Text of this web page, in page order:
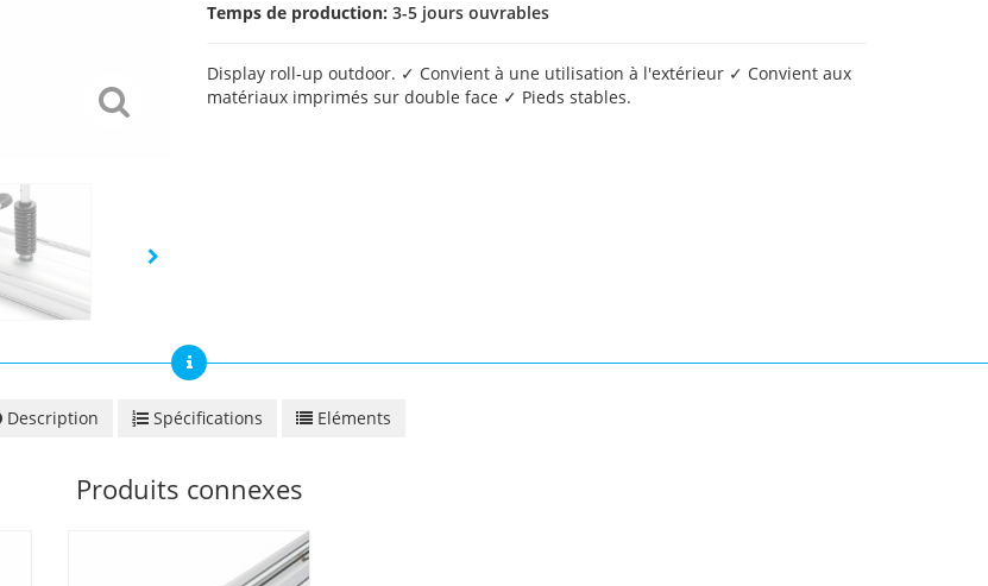
Temps de production: 3-5 jours ouvrables
Display roll-up outdoor. ✓ Convient à une utilisation à l'extérieur ✓ Convient aux
matériaux imprimés sur double face ✓ Pieds stables.
Description Spécifications Eléments
Produits connexes